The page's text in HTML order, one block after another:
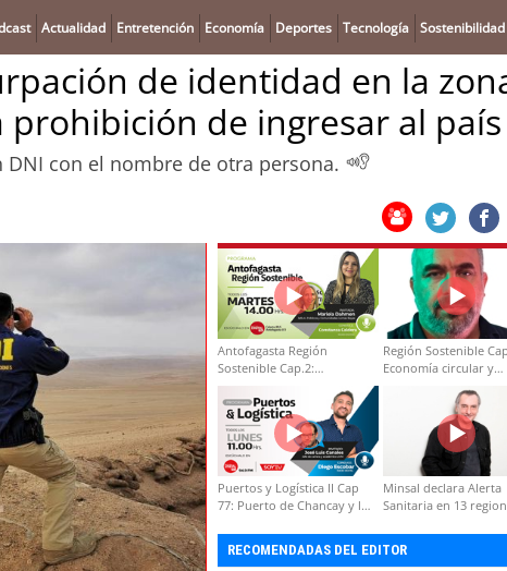
Actualidad Entretención Economía Deportes Tecnología Sostenibilidad
de identidad en la
de ingresar al país
con el nombre de otra persona.
Antofagasta Región
Sostenible Cap.2:
Educación ambiental y
formación de capacidades
técnicas
Región Sostenible
Economía circular y
Puertos y Logística II Cap
77: Puerto de Chancay y la
Minsal declara Alerta
Sanitaria en 13
RECOMENDADAS DEL EDITOR